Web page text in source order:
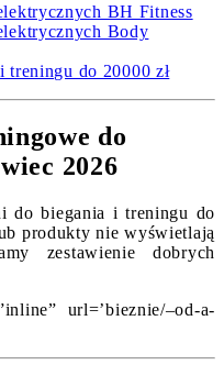
BH Fitness
Body
do 20000 zł
do
2026
do biegania i treningu do
produkty nie wyświetlają
zestawienie dobrych
url=’bieznie/–od-a-